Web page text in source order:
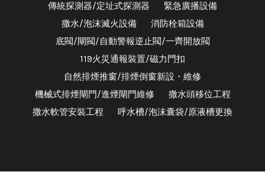
傳統探測器/定址式探測器
緊急廣播設備
撒水/泡沫滅火設備
消防栓箱設備
底閥/閘閥/自動警報逆止閥/一齊開放閥
119火災通報裝置/磁力門扣
自然排煙推窗/排煙倒窗新設・維修
機械式排煙閘門/進煙閘門維修
撒水頭移位工程
撒水軟管安裝工程
呼水槽/泡沫囊袋/原液槽更換